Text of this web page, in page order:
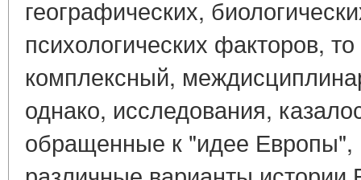
географических,
психологических факторов,
комплексный,
однако, исследования,
обращенные к "идее Европы",